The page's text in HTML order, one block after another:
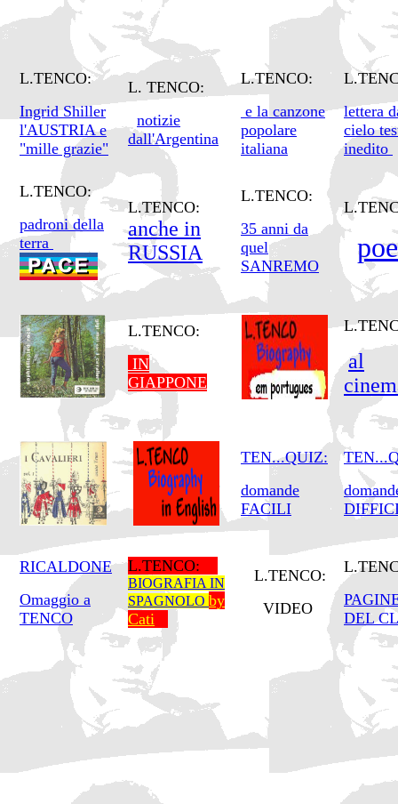
L.TENCO:
Ingrid Shiller
l'AUSTRIA e
"mille grazie"
L. TENCO:
notizie
dall'Argentina
L.TENCO:
e la canzone
popolare
italiana
lettera
cielo
inedito
L.TENCO:
padroni della
terra
L.TENCO:
anche in
RUSSIA
L.TENCO:
35 anni da
quel
SANREMO
L.TENCO:
IN
GIAPPONE
al
TEN...QUIZ:
domande
FACILI
RICALDONE
Omaggio a
TENCO
L.TENCO:
BIOGRAFIA IN
SPAGNOLO by
Cati
L.TENCO:
VIDEO
DEL